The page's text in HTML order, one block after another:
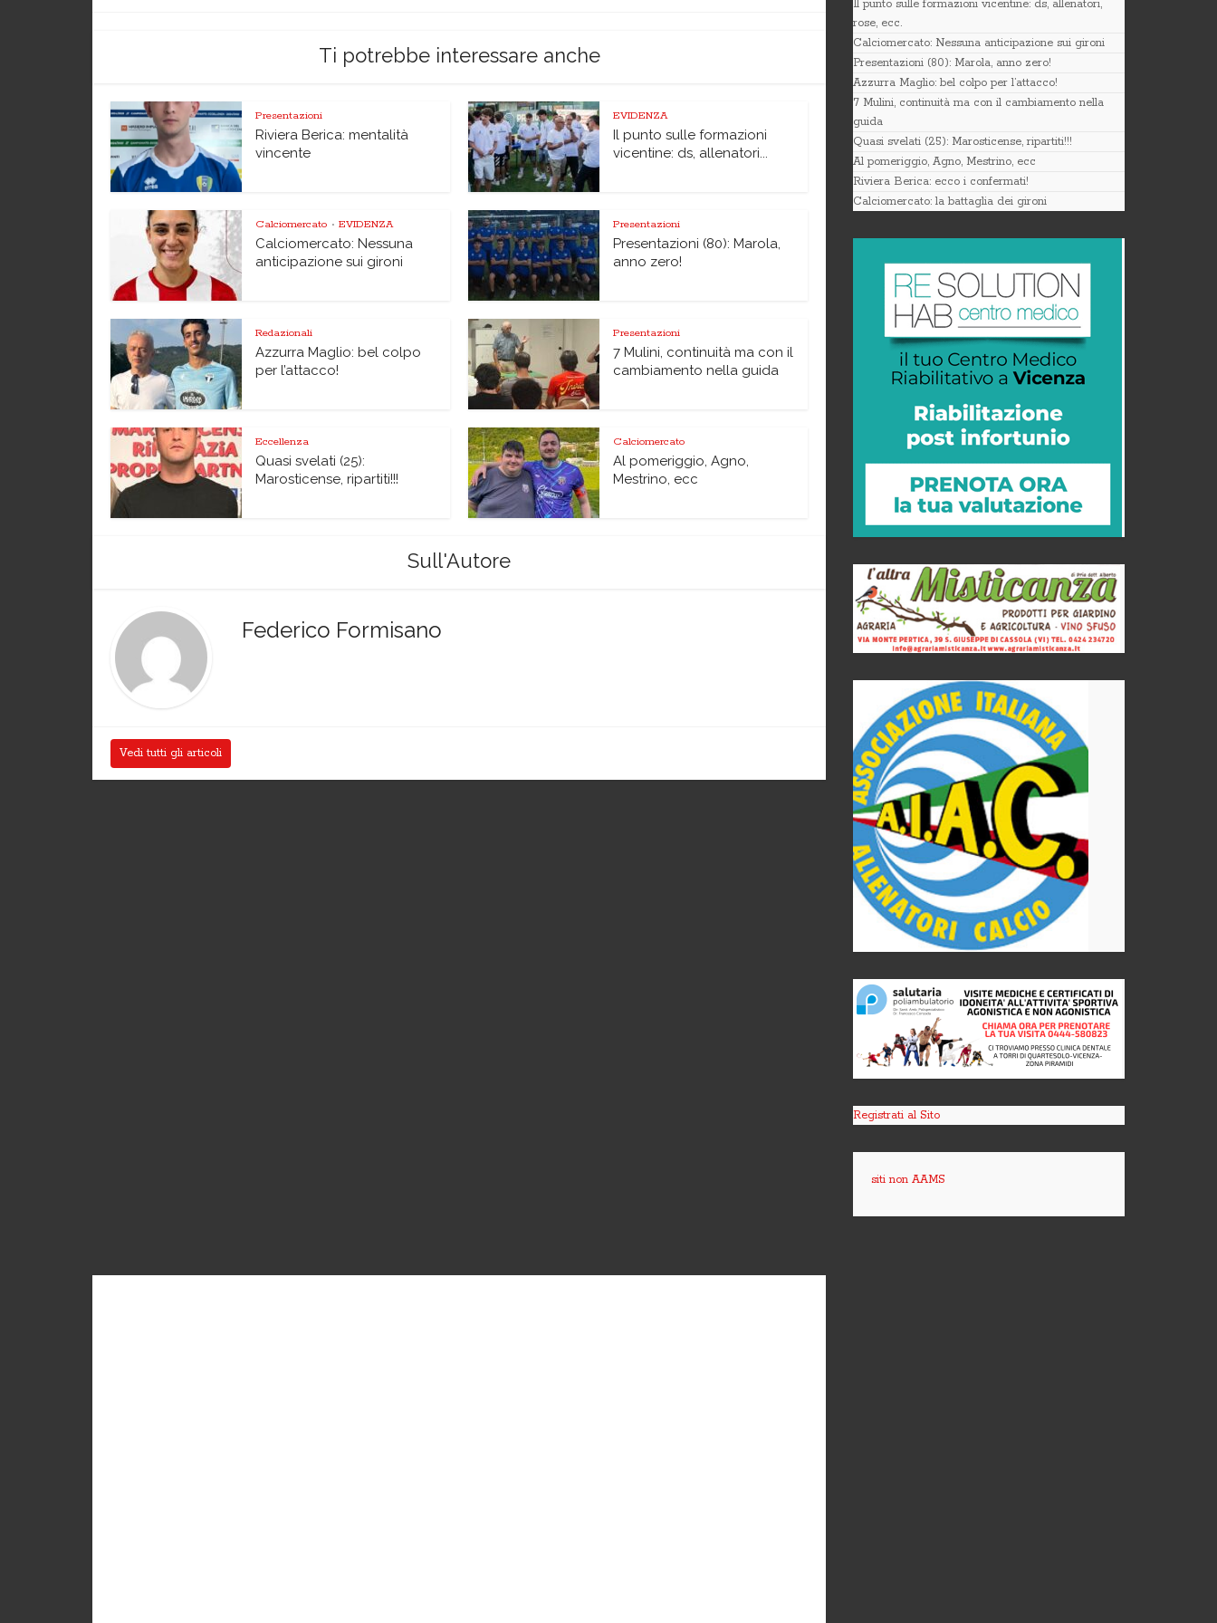
Ti potrebbe interessare anche
Presentazioni
Riviera Berica: mentalità
vincente
EVIDENZA
Il punto sulle formazioni
vicentine: ds, allenatori...
Calciomercato • EVIDENZA
Calciomercato: Nessuna
anticipazione sui gironi
Presentazioni
Presentazioni (80): Marola,
anno zero!
Redazionali
Azzurra Maglio: bel colpo
per l’attacco!
Presentazioni
7 Mulini, continuità ma con il
cambiamento nella guida
Eccellenza
Quasi svelati (25):
Marosticense, ripartiti!!!
Calciomercato
Al pomeriggio, Agno,
Mestrino, ecc
Sull'Autore
Federico Formisano
Vedi tutti gli articoli
Il punto sulle formazioni vicentine: ds, allenatori,
rose, ecc.
Calciomercato: Nessuna anticipazione sui gironi
Presentazioni (80): Marola, anno zero!
Azzurra Maglio: bel colpo per l’attacco!
7 Mulini, continuità ma con il cambiamento nella
guida
Quasi svelati (25): Marosticense, ripartiti!!!
Al pomeriggio, Agno, Mestrino, ecc
Riviera Berica: ecco i confermati!
Calciomercato: la battaglia dei gironi
Registrati al Sito
siti non AAMS